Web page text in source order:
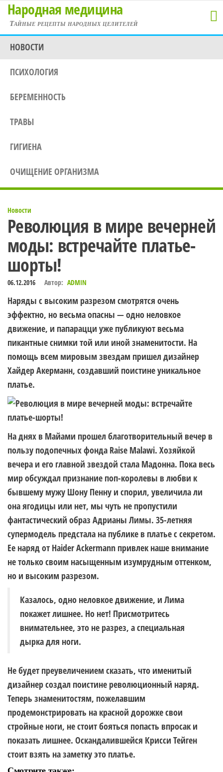
Перейти
содержимому
Народная медицина
Тайные рецепты народных целителей
НОВОСТИ
ПСИХОЛОГИЯ
БЕРЕМЕННОСТЬ
ТРАВЫ
ГИГИЕНА
ОЧИЩЕНИЕ ОРГАНИЗМА
Новости
Революция в мире вечерней
моды: встречайте платье-
шорты!
06.12.2016 Автор: ADMIN
Наряды с высоким разрезом смотрятся очень
эффектно, но весьма опасны — одно неловкое
движение, и папарацци уже публикуют весьма
пикантные снимки той или иной знаменитости. На
помощь всем мировым звездам пришел дизайнер
Хайдер Акерманн, создавший поистине уникальное
платье.
На днях в Майами прошел благотворительный вечер в
пользу подопечных фонда Raise Malawi. Хозяйкой
вечера и его главной звездой стала Мадонна. Пока весь
мир обсуждал признание поп-королевы в любви к
бывшему мужу Шону Пенну и спорил, увеличила ли
она ягодицы или нет, мы чуть не пропустили
фантастический образ Адрианы Лимы. 35-летняя
супермодель предстала на публике в платье с секретом.
Ее наряд от Haider Ackermann привлек наше внимание
не только своим насыщенным изумрудным оттенком,
но и высоким разрезом.
Казалось, одно неловкое движение, и Лима
покажет лишнее. Но нет! Присмотритесь
внимательнее, это не разрез, а специальная
дырка для ноги.
Не будет преувеличением сказать, что именитый
дизайнер создал поистине революционный наряд.
Теперь знаменитостям, пожелавшим
продемонстрировать на красной дорожке свои
стройные ноги, не стоит бояться попасть впросак и
показать лишнее. Оскандалившейся Крисси Тейген
стоит взять на заметку это платье.